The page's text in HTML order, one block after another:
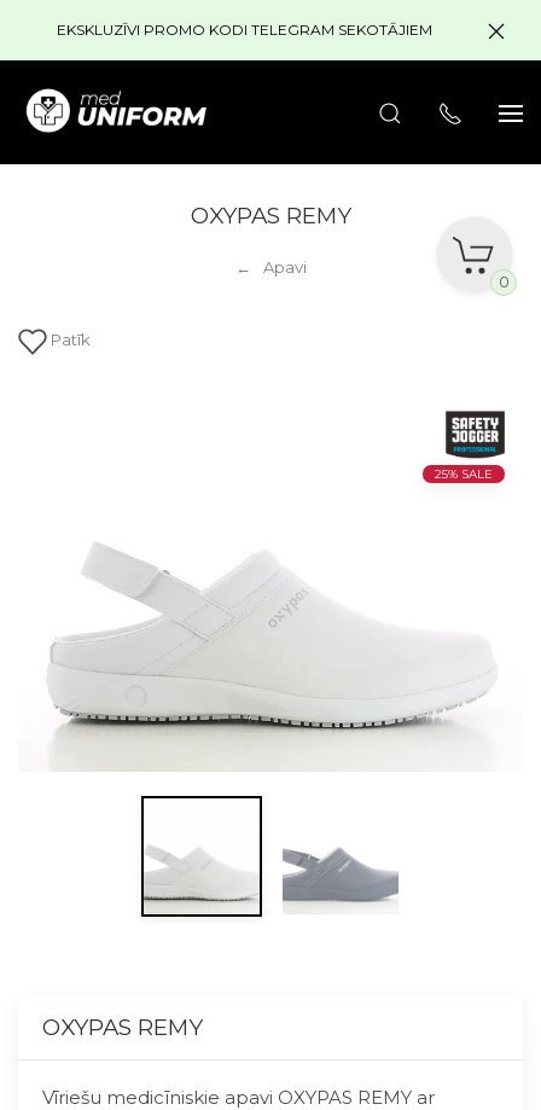
EKSKLUZĪVI PROMO KODI TELEGRAM SEKOTĀJIEM
0
OXYPAS REMY
Apavi
Patīk
25% SALE
OXYPAS REMY
Vīriešu medicīniskie apavi OXYPAS REMY ar